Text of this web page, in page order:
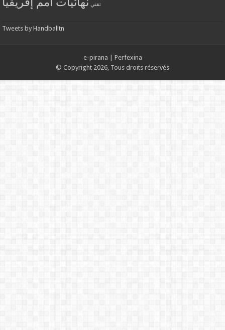
تقني
Tweets by Handballtn
e-pirana
Perfexina
© Copyright 2026, Tous droits réservés